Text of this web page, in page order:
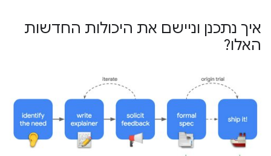
איך נתכנן וניישם את היכולות החדשות
האלו?